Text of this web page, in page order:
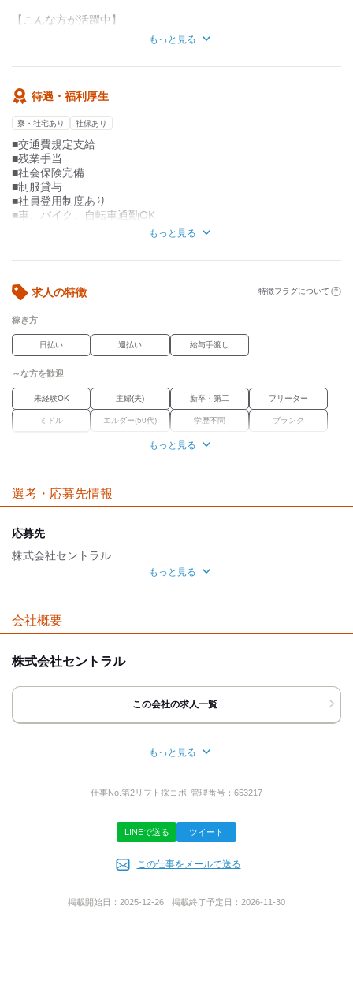
是非あなたの応募をお待ちしております！
【こんな方が活躍中】
◇働きやすい環境を求める方もっと見る
待遇・福利厚生
寮・社宅あり 社保あり
■交通費規定支給
■残業手当
■社会保険完備
■制服貸与
■社員登用制度あり
■車、バイク、自転車通勤OK
もっと見る
求人の特徴 特徴フラグについて
稼ぎ方
日払い 週払い 給与手渡し
～な方を歓迎
未経験OK 主婦(夫) 新卒・第二 フリーター
ミドル エルダー(50代) 学歴不問 ブランク
オープニング
交通費有
応募時のメリット
履歴書不要 友達応募
もっと見る
選考・応募先情報
応募先
株式会社セントラル
[最寄駅]
愛知県 豊田市⁄土橋駅 (徒歩 10分)
[住所]
地図・アクセス詳細を見る
「ここで働いてみたい！」と 思っていただけましたら
もっと見る
会社概要
株式会社セントラル
この会社の求人一覧
愛知県豊田市土橋町４丁目５０番地４サンシャイン八城２０２号
もっと見る
仕事No. 第2リフト採コボ 管理番号： 653217
LINEで送る ツイート
この仕事をメールで送る
掲載開始日： 2025-12-26 掲載終了予定日： 2026-11-30